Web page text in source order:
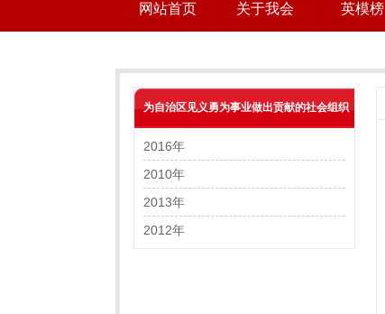
网站首页 关于我会 英模榜
为自治区见义勇为事业做出贡献的社会组织
2016年
2010年
2013年
2012年